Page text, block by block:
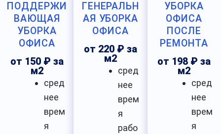
ПОДДЕРЖИ
ВАЮЩАЯ
УБОРКА
ОФИСА
от 150 ₽ за
м2
сред
нее
врем
я
ГЕНЕРАЛЬН
АЯ УБОРКА
ОФИСА
от 220 ₽ за
м2
сред
нее
врем
я
рабо
УБОРКА
ОФИСА
ПОСЛЕ
РЕМОНТА
от 198 ₽ за
м2
сред
нее
врем
я